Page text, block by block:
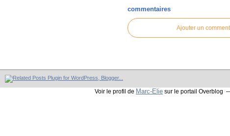
commentaires
Ajouter un
Voir le profil de Marc-Elie sur le portail Overblog